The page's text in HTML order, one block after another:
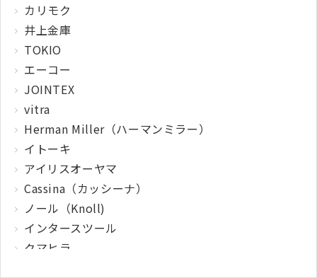
カリモク
井上金庫
TOKIO
エーコー
JOINTEX
vitra
Herman Miller（ハーマンミラー）
イトーキ
アイリスオーヤマ
Cassina（カッシーナ）
ノール（Knoll)
インタースツール
クマヒラ